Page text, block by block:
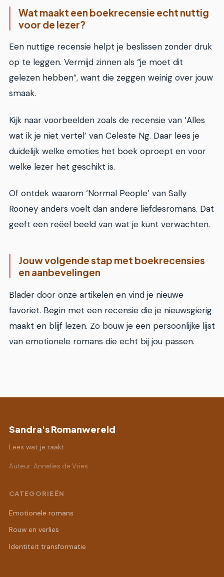
Wat maakt een boekrecensie echt nuttig
voor de lezer?
Een nuttige recensie helpt je beslissen zonder druk
op te leggen. Vermijd zinnen als “je moet dit
gelezen hebben”, want die zeggen weinig over jouw
smaak.
Kijk naar voorbeelden zoals de recensie van ‘Alles
wat ik je niet vertel’ van Celeste Ng. Daar lees je
duidelijk welke emoties het boek oproept en voor
welke lezer het geschikt is.
Of ontdek waarom ‘Normal People’ van Sally
Rooney anders voelt dan andere liefdesromans. Dat
geeft een reëel beeld van wat je kunt verwachten.
Jouw volgende stap met boekrecensies
en aanbevelingen
Blader door onze artikelen en vind je nieuwe
favoriet. Begin met een recensie die je nieuwsgierig
maakt en blijf lezen. Zo bouw je een persoonlijke lijst
van emotionele romans die echt bij jou passen.
Sandra's Romanwereld
Lees wat je raakt.
Auteur: Annelies de Vries
CATEGORIEËN
Emotionele romans
Rouw en verlies
Identiteit transformatie